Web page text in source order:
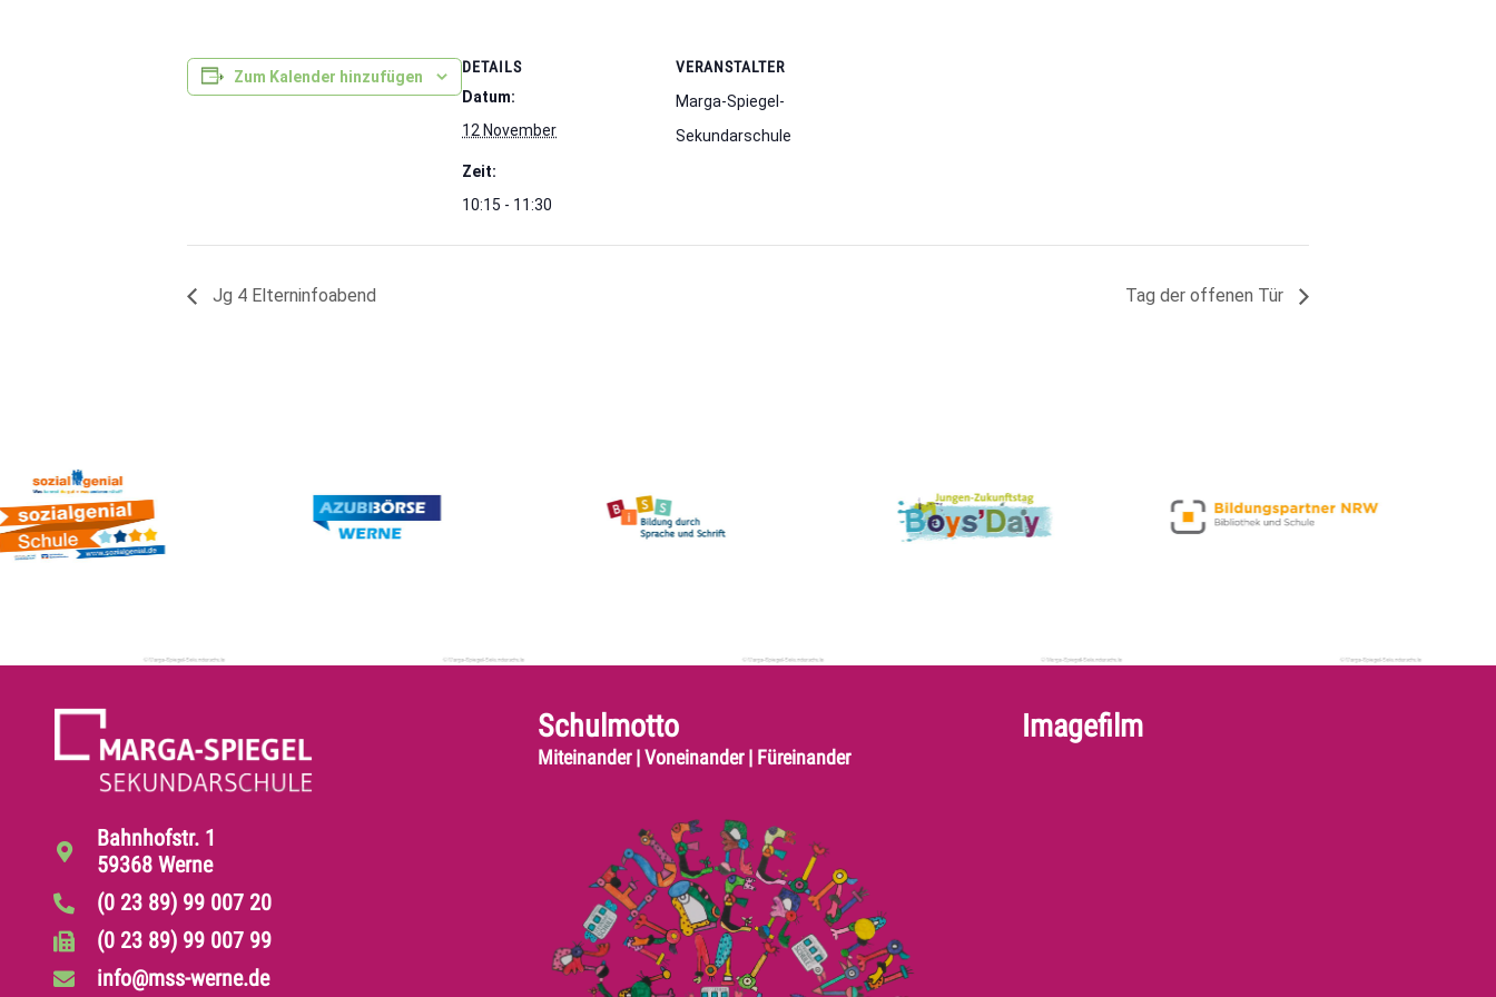
Zum Kalender hinzufügen
DETAILS
Datum:
12 November
Zeit:
10:15 - 11:30
VERANSTALTER
Marga-Spiegel-
Sekundarschule
Jg 4 Elterninfoabend Tag der offenen Tür
Bahnhofstr. 1
59368 Werne
(0 23 89) 99 007 20
(0 23 89) 99 007 99
info@mss-werne.de
Schulmotto
Miteinander | Voneinander | Füreinander
Imagefilm